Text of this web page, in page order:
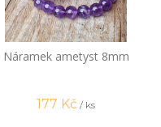
Náramek ametyst 8mm
177 Kč / ks